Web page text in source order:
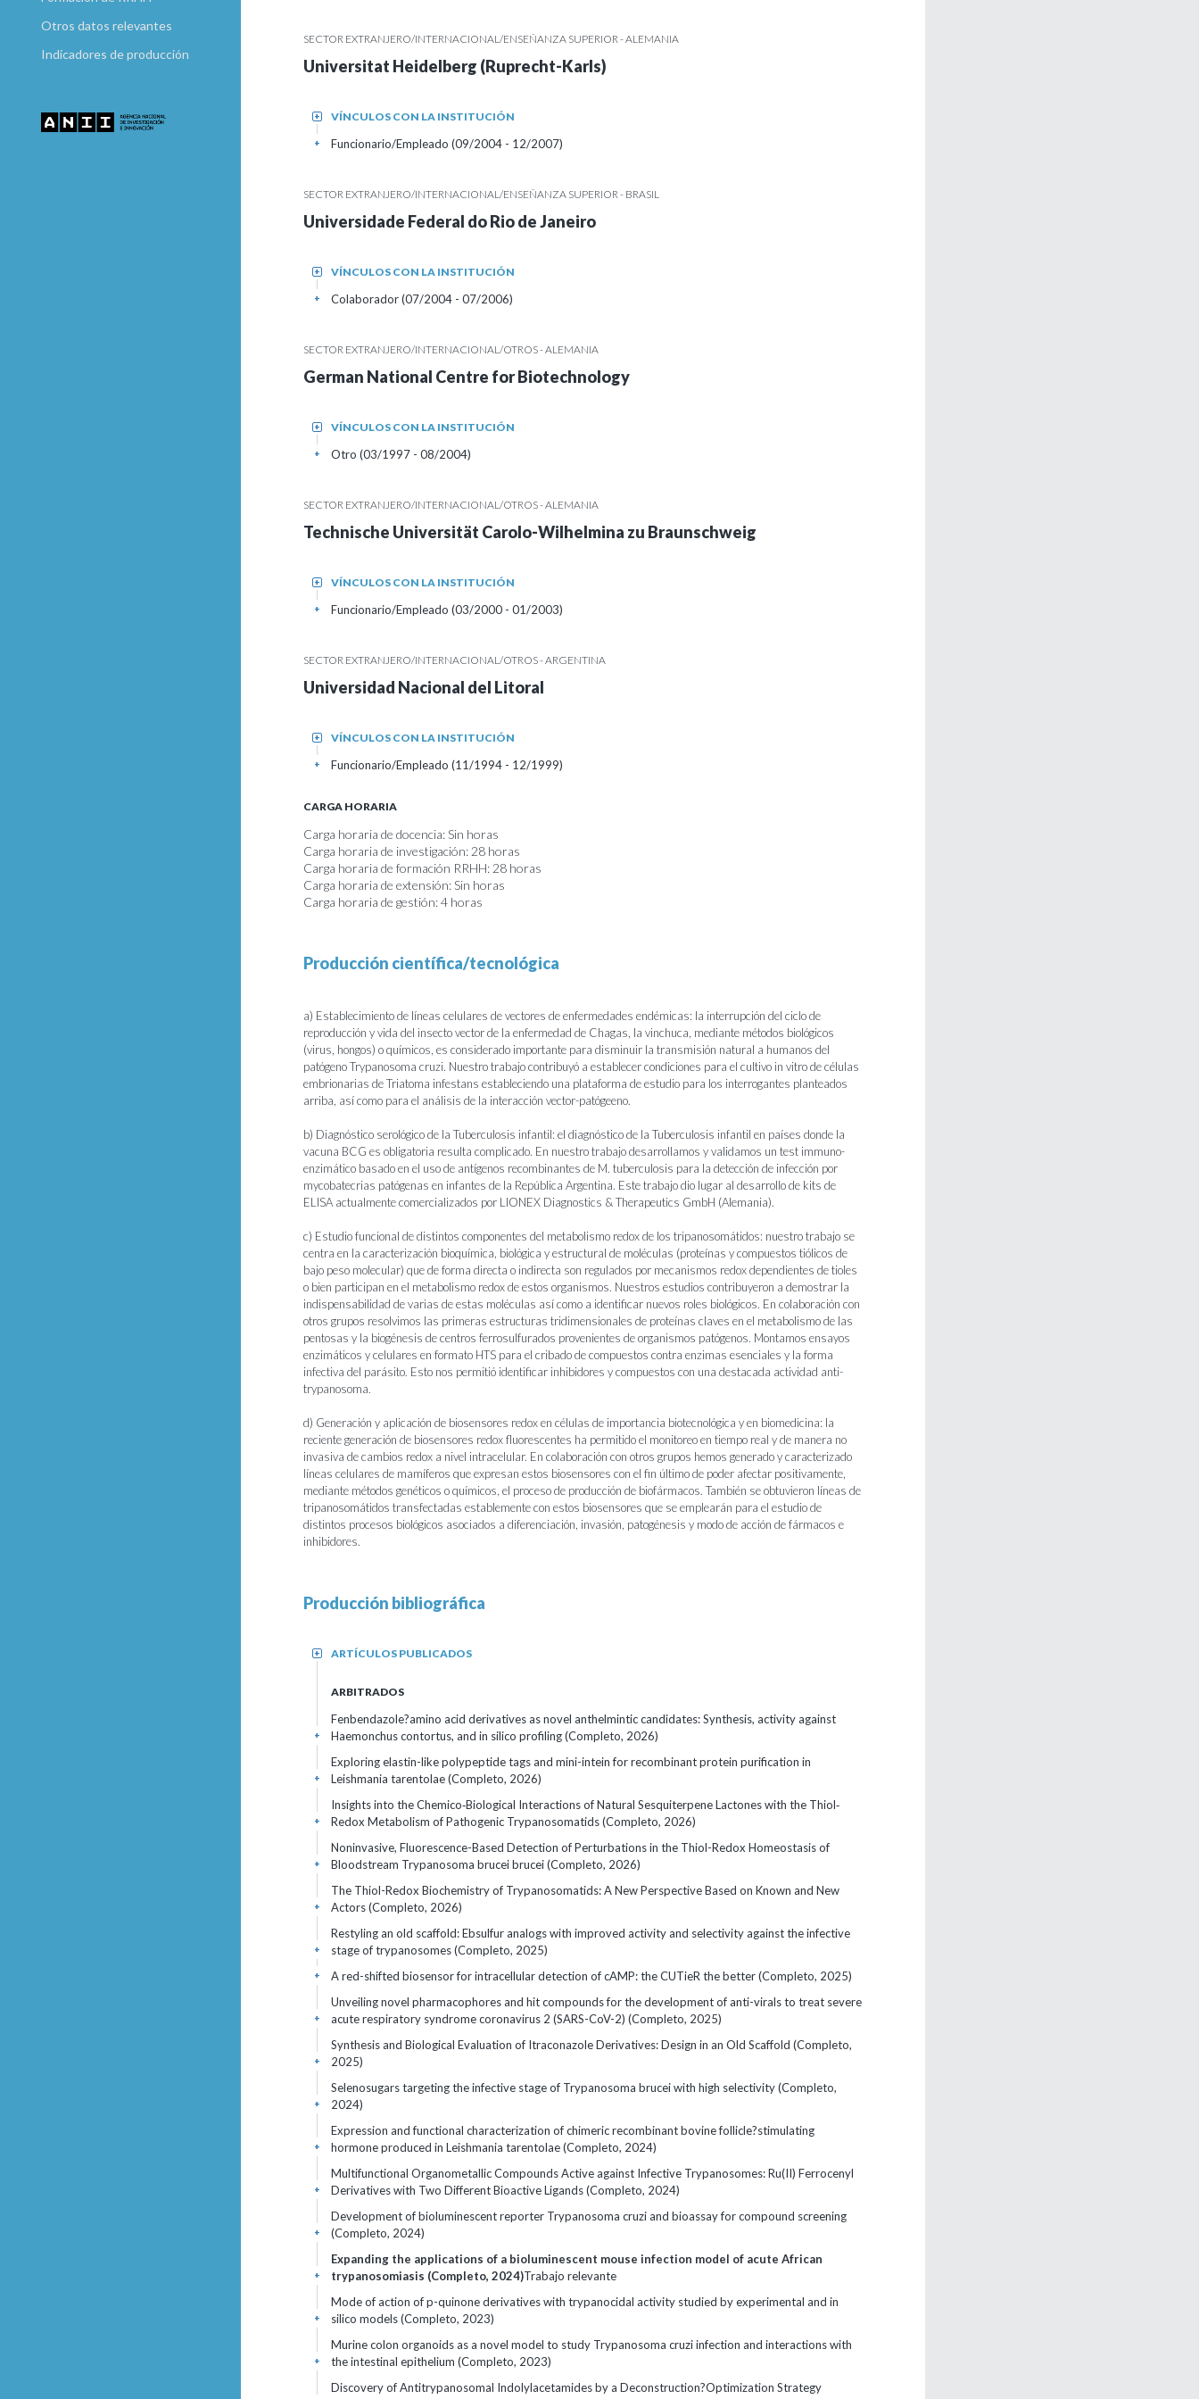
Otros datos relevantes
Indicadores de producción
SECTOR EXTRANJERO/INTERNACIONAL/ENSEÑANZA SUPERIOR - ALEMANIA
Universitat Heidelberg (Ruprecht-Karls)
VÍNCULOS CON LA INSTITUCIÓN
+
Funcionario/Empleado (09/2004 - 12/2007)
+
SECTOR EXTRANJERO/INTERNACIONAL/ENSEÑANZA SUPERIOR - BRASIL
Universidade Federal do Rio de Janeiro
VÍNCULOS CON LA INSTITUCIÓN
+
Colaborador (07/2004 - 07/2006)
+
SECTOR EXTRANJERO/INTERNACIONAL/OTROS - ALEMANIA
German National Centre for Biotechnology
VÍNCULOS CON LA INSTITUCIÓN
+
Otro (03/1997 - 08/2004)
+
SECTOR EXTRANJERO/INTERNACIONAL/OTROS - ALEMANIA
Technische Universität Carolo-Wilhelmina zu Braunschweig
VÍNCULOS CON LA INSTITUCIÓN
+
Funcionario/Empleado (03/2000 - 01/2003)
+
SECTOR EXTRANJERO/INTERNACIONAL/OTROS - ARGENTINA
Universidad Nacional del Litoral
VÍNCULOS CON LA INSTITUCIÓN
+
Funcionario/Empleado (11/1994 - 12/1999)
+
CARGA HORARIA
Carga horaria de docencia: Sin horas
Carga horaria de investigación: 28 horas
Carga horaria de formación RRHH: 28 horas
Carga horaria de extensión: Sin horas
Carga horaria de gestión: 4 horas
Producción científica/tecnológica
a) Establecimiento de líneas celulares de vectores de enfermedades endémicas: la interrupción del ciclo de
reproducción y vida del insecto vector de la enfermedad de Chagas, la vinchuca, mediante métodos biológicos
(virus, hongos) o químicos, es considerado importante para disminuir la transmisión natural a humanos del
patógeno Trypanosoma cruzi. Nuestro trabajo contribuyó a establecer condiciones para el cultivo in vitro de células
embrionarias de Triatoma infestans estableciendo una plataforma de estudio para los interrogantes planteados
arriba, así como para el análisis de la interacción vector-patógeeno.
b) Diagnóstico serológico de la Tuberculosis infantil: el diagnóstico de la Tuberculosis infantil en países donde la
vacuna BCG es obligatoria resulta complicado. En nuestro trabajo desarrollamos y validamos un test immuno-
enzimático basado en el uso de antígenos recombinantes de M. tuberculosis para la detección de infección por
mycobatecrias patógenas en infantes de la República Argentina. Este trabajo dio lugar al desarrollo de kits de
ELISA actualmente comercializados por LIONEX Diagnostics & Therapeutics GmbH (Alemania).
c) Estudio funcional de distintos componentes del metabolismo redox de los tripanosomátidos: nuestro trabajo se
centra en la caracterización bioquímica, biológica y estructural de moléculas (proteínas y compuestos tiólicos de
bajo peso molecular) que de forma directa o indirecta son regulados por mecanismos redox dependientes de tioles
o bien participan en el metabolismo redox de estos organismos. Nuestros estudios contribuyeron a demostrar la
indispensabilidad de varias de estas moléculas así como a identificar nuevos roles biológicos. En colaboración con
otros grupos resolvimos las primeras estructuras tridimensionales de proteínas claves en el metabolismo de las
pentosas y la biogénesis de centros ferrosulfurados provenientes de organismos patógenos. Montamos ensayos
enzimáticos y celulares en formato HTS para el cribado de compuestos contra enzimas esenciales y la forma
infectiva del parásito. Esto nos permitió identificar inhibidores y compuestos con una destacada actividad anti-
trypanosoma.
d) Generación y aplicación de biosensores redox en células de importancia biotecnológica y en biomedicina: la
reciente generación de biosensores redox fluorescentes ha permitido el monitoreo en tiempo real y de manera no
invasiva de cambios redox a nivel intracelular. En colaboración con otros grupos hemos generado y caracterizado
líneas celulares de mamíferos que expresan estos biosensores con el fin último de poder afectar positivamente,
mediante métodos genéticos o químicos, el proceso de producción de biofármacos. También se obtuvieron líneas de
tripanosomátidos transfectadas establemente con estos biosensores que se emplearán para el estudio de
distintos procesos biológicos asociados a diferenciación, invasión, patogénesis y modo de acción de fármacos e
inhibidores.
Producción bibliográfica
ARTÍCULOS PUBLICADOS
+
ARBITRADOS
Fenbendazole?amino acid derivatives as novel anthelmintic candidates: Synthesis, activity against
Haemonchus contortus, and in silico profiling (Completo, 2026)
+
Exploring elastin-like polypeptide tags and mini-intein for recombinant protein purification in
Leishmania tarentolae (Completo, 2026)
+
Insights into the Chemico‐Biological Interactions of Natural Sesquiterpene Lactones with the Thiol‐
Redox Metabolism of Pathogenic Trypanosomatids (Completo, 2026)
+
Noninvasive, Fluorescence-Based Detection of Perturbations in the Thiol-Redox Homeostasis of
Bloodstream Trypanosoma brucei brucei (Completo, 2026)
+
The Thiol-Redox Biochemistry of Trypanosomatids: A New Perspective Based on Known and New
Actors (Completo, 2026)
+
Restyling an old scaffold: Ebsulfur analogs with improved activity and selectivity against the infective
stage of trypanosomes (Completo, 2025)
+
A red-shifted biosensor for intracellular detection of cAMP: the CUTieR the better (Completo, 2025)
+
Unveiling novel pharmacophores and hit compounds for the development of anti-virals to treat severe
acute respiratory syndrome coronavirus 2 (SARS-CoV-2) (Completo, 2025)
+
Synthesis and Biological Evaluation of Itraconazole Derivatives: Design in an Old Scaffold (Completo,
2025)
+
Selenosugars targeting the infective stage of Trypanosoma brucei with high selectivity (Completo,
2024)
+
Expression and functional characterization of chimeric recombinant bovine follicle?stimulating
hormone produced in Leishmania tarentolae (Completo, 2024)
+
Multifunctional Organometallic Compounds Active against Infective Trypanosomes: Ru(II) Ferrocenyl
Derivatives with Two Different Bioactive Ligands (Completo, 2024)
+
Development of bioluminescent reporter Trypanosoma cruzi and bioassay for compound screening
(Completo, 2024)
+
Expanding the applications of a bioluminescent mouse infection model of acute African
trypanosomiasis (Completo, 2024)Trabajo relevante
+
Mode of action of p-quinone derivatives with trypanocidal activity studied by experimental and in
silico models (Completo, 2023)
+
Murine colon organoids as a novel model to study Trypanosoma cruzi infection and interactions with
the intestinal epithelium (Completo, 2023)
+
Discovery of Antitrypanosomal Indolylacetamides by a Deconstruction?Optimization Strategy